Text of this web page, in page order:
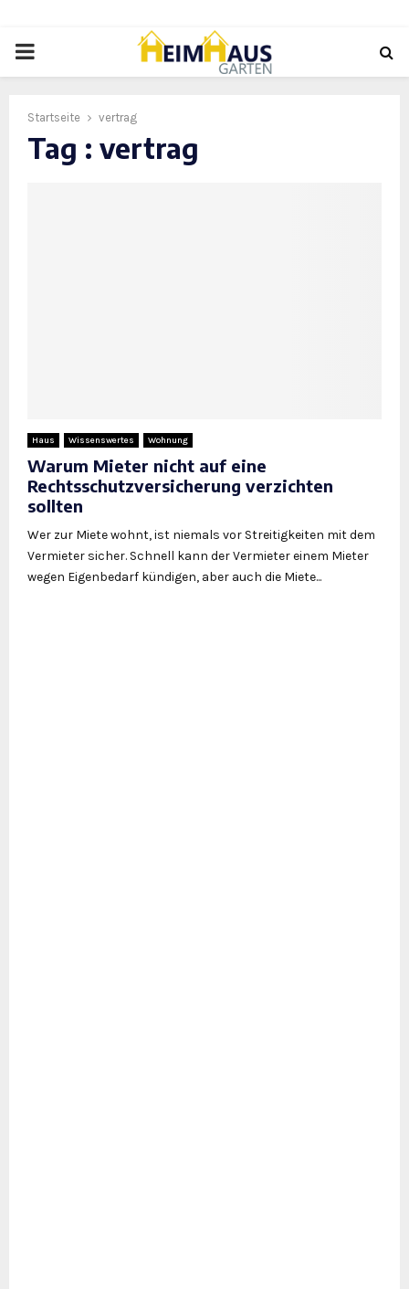
PRIMARY
Startseite vertrag
Tag : vertrag
Haus Wissenswertes Wohnung
Warum Mieter nicht auf eine
Rechtsschutzversicherung verzichten
sollten
Wer zur Miete wohnt, ist niemals vor Streitigkeiten mit dem
Vermieter sicher. Schnell kann der Vermieter einem Mieter
wegen Eigenbedarf kündigen, aber auch die Miete...